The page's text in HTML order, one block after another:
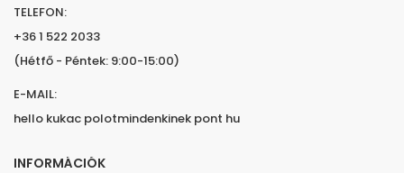
TELEFON:
+36 1 522 2033
(Hétfő - Péntek: 9:00-15:00)
E-MAIL:
hello kukac polotmindenkinek pont hu
INFORMÁCIÓK